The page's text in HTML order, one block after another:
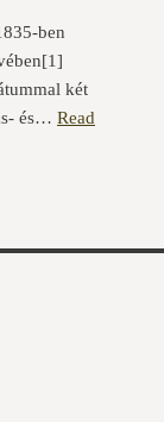
ben
két
és… Read